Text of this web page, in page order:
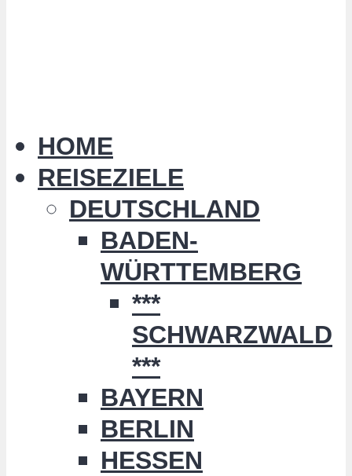
HOME
REISEZIELE
DEUTSCHLAND
BADEN-
WÜRTTEMBERG
***
SCHWARZWALD
***
BAYERN
BERLIN
HESSEN